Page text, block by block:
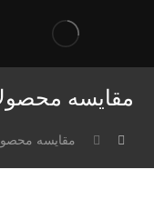
مقایسه
مقایسه